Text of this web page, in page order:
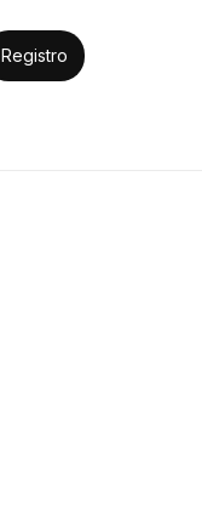
Registro